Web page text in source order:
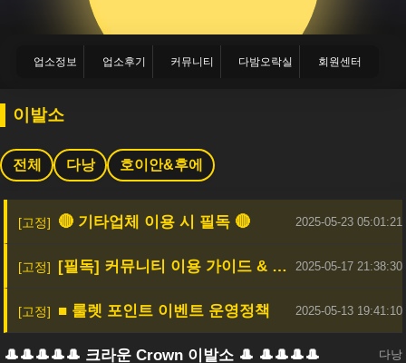
업소정보 업소후기 커뮤니티 다밤오락실 회원센터
이발소
전체 다낭 호이안&후에
🔴 기타업체 이용 시 필독 🔴 2025-05-23 05:01:21
[필독] 커뮤니티 이용 가이드 & 안전한 활동을 위한 안내 2025-05-17 21:38:30
■ 룰렛 포인트 이벤트 운영정책 2025-05-13 19:41:10
🎩🎩🎩🎩🎩 크라운 Crown 이발소 🎩 🎩🎩🎩🎩 다낭